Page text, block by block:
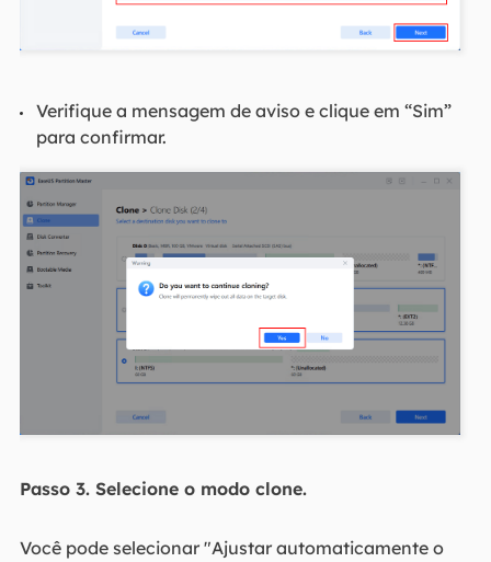
Verifique a mensagem de aviso e clique em “Sim”
para confirmar.
Passo3. Selecione o modo clone.
Você pode selecionar "Ajustar automaticamente o